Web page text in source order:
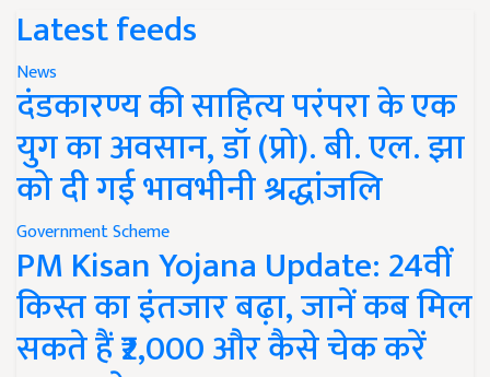
Latest feeds
News
दंडकारण्य की साहित्य परंपरा के एक
युग का अवसान, डॉ (प्रो). बी. एल. झा
को दी गई भावभीनी श्रद्धांजलि
Government Scheme
PM Kisan Yojana Update: 24वीं
किस्त का इंतजार बढ़ा, जानें कब मिल
सकते हैं ₹2,000 और कैसे चेक करें